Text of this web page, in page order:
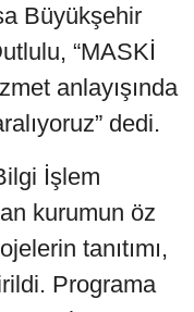
Büyükşehir
“MASKİ
anlayışında
dedi.
İşlem
kurumun öz
tanıtımı,
Programa